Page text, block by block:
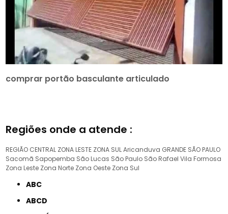
comprar portão basculante articulado
Regiões onde a atende :
REGIÃO CENTRAL ZONA LESTE ZONA SULAricanduva GRANDE SÃO PAULO
Sacomã Sapopemba São Lucas São Paulo São Rafael Vila Formosa
Zona Leste Zona Norte Zona Oeste Zona Sul
ABC
ABCD